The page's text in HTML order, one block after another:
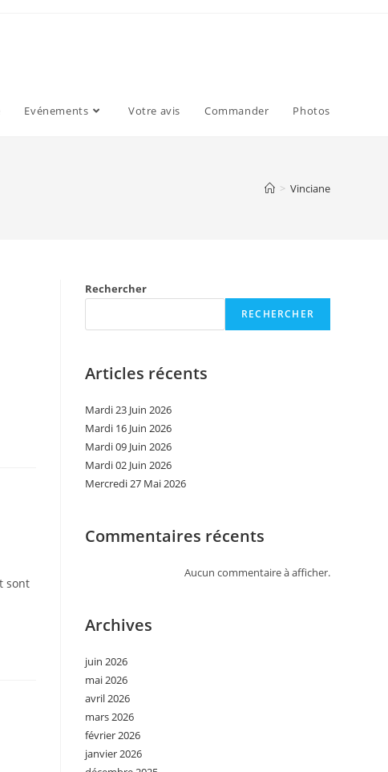
Evénements Votre avis Commander Photos
> Vinciane
sont
Rechercher
RECHERCHER
Articles récents
Mardi 23 Juin 2026
Mardi 16 Juin 2026
Mardi 09 Juin 2026
Mardi 02 Juin 2026
Mercredi 27 Mai 2026
Commentaires récents
Aucun commentaire à afficher.
Archives
juin 2026
mai 2026
avril 2026
mars 2026
février 2026
janvier 2026